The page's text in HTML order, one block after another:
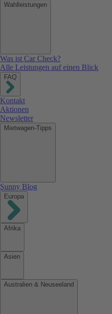
Wahlleistungen
Was ist Car Check?
Alle Leistungen auf einen Blick
FAQ
Kontakt
Aktionen
Newsletter
Mietwagen-Tipps
Sunny Blog
Europa
Afrika
Asien
Australien & Neuseeland